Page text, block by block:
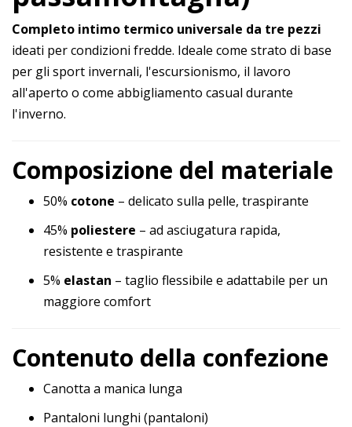
Completo intimo termico universale da tre pezzi
ideati per condizioni fredde. Ideale come strato di base
per gli sport invernali, l'escursionismo, il lavoro
all'aperto o come abbigliamento casual durante
l'inverno.
Composizione del materiale
50% cotone – delicato sulla pelle, traspirante
45% poliestere – ad asciugatura rapida,
resistente e traspirante
5% elastan – taglio flessibile e adattabile per un
maggiore comfort
Contenuto della confezione
Canotta a manica lunga
Pantaloni lunghi (pantaloni)